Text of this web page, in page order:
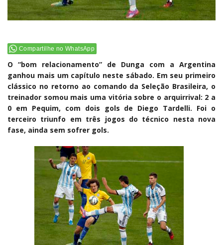
Compartilhe no WhatsApp
O “bom relacionamento” de Dunga com a Argentina
ganhou mais um capítulo neste sábado. Em seu primeiro
clássico no retorno ao comando da Seleção Brasileira, o
treinador somou mais uma vitória sobre o arquirrival: 2 a
0 em Pequim, com dois gols de Diego Tardelli. Foi o
terceiro triunfo em três jogos do técnico nesta nova
fase, ainda sem sofrer gols.